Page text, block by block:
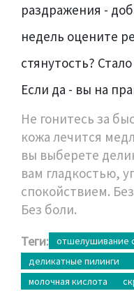
раздражения -
недель оцените
стянутость?
Если да - вы на
Не гонитесь за
кожа лечится
вы выберете
вам гладкостью,
спокойствием.
Без боли.
Теги:
отшелушивание
деликатные пилинги
молочная кислота